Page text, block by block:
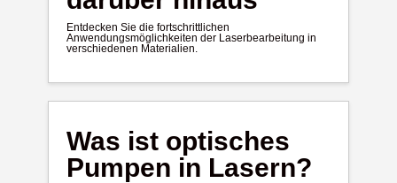
Entdecken Sie die fortschrittlichen
Anwendungsmöglichkeiten der Laserbearbeitung in
verschiedenen Materialien.
Was ist optisches
Pumpen in Lasern?